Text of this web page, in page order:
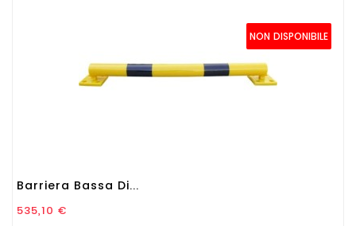
NON DISPONIBILE
Barriera Bassa Di...
Prezzo
535,10 €